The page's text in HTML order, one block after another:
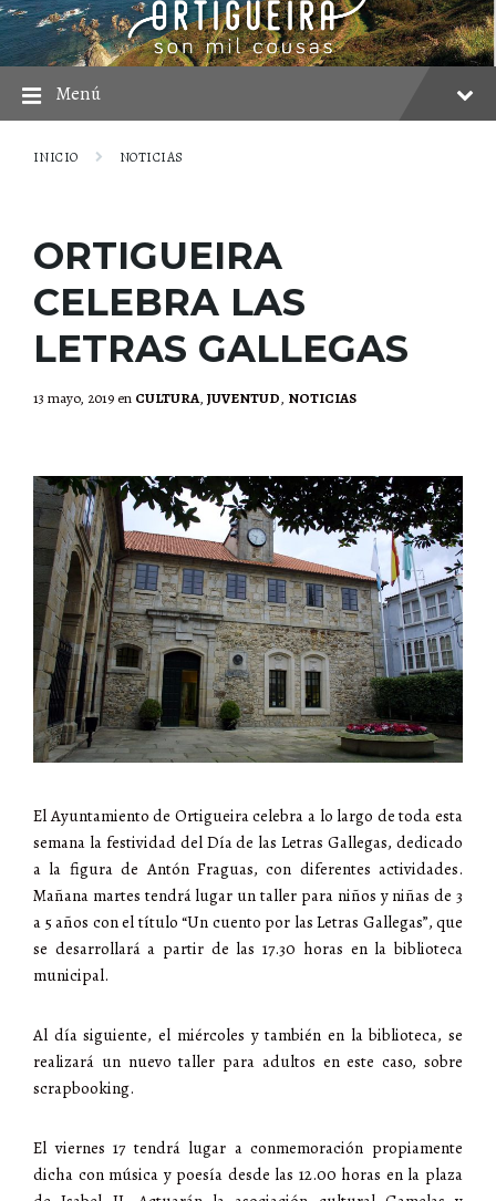
saltar
al
contenido
Saltar
a
la
navegación
principal
Saltar
al
pie
Menú
INICIO NOTICIAS
ORTIGUEIRA
CELEBRA LAS
LETRAS GALLEGAS
13 mayo, 2019 en CULTURA, JUVENTUD, NOTICIAS
El Ayuntamiento de Ortigueira celebra a lo largo de toda esta
semana la festividad del Día de las Letras Gallegas, dedicado
a la figura de Antón Fraguas, con diferentes actividades.
Mañana martes tendrá lugar un taller para niños y niñas de 3
a 5 años con el título “Un cuento por las Letras Gallegas”, que
se desarrollará a partir de las 17.30 horas en la biblioteca
municipal.
Al día siguiente, el miércoles y también en la biblioteca, se
realizará un nuevo taller para adultos en este caso, sobre
scrapbooking.
El viernes 17 tendrá lugar a conmemoración propiamente
dicha con música y poesía desde las 12.00 horas en la plaza